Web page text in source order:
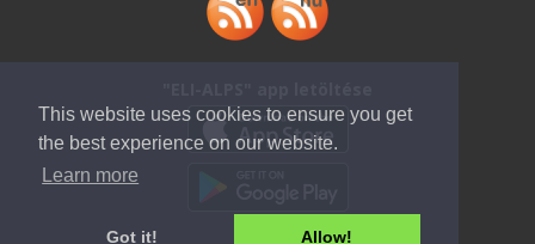
This website uses cookies to ensure you get
the best experience on our website.
Learn more
Got it! Allow!